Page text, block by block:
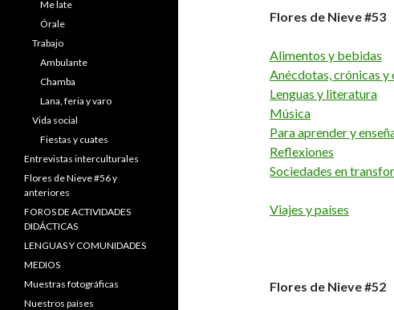
Flores de Nieve #53
Alimentos y bebidas
Anécdotas, crónicas y
Lenguas y literatura
Música
Para aprender y
Reflexiones
Sociedades en
Viajes y países
Flores de Nieve #52
Me late
Órale
Trabajo
Ambulante
Chamba
Lana, feria y varo
Vida social
Fiestas y cuates
Entrevistas interculturales
Flores de Nieve #56 y
anteriores
FOROS DE ACTIVIDADES
DIDÁCTICAS
LENGUAS Y COMUNIDADES
MEDIOS
Muestras fotográficas
Nuestros países